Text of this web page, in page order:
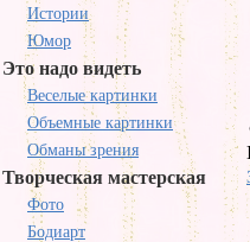
Истории
Юмор
Это надо видеть
Веселые картинки
Объемные картинки
Обманы зрения
Творческая мастерская
Фото
Бодиарт